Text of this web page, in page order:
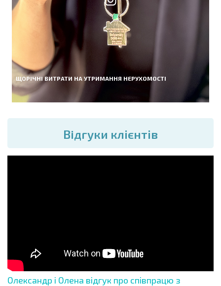
ЩОРІЧНІ ВИТРАТИ НА УТРИМАННЯ НЕРУХОМОСТІ
Вiдгуки клієнтів
Олександр і Олена відгук про співпрацю з